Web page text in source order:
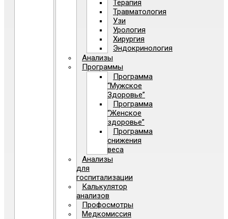
Терапия
Травматология
Узи
Урология
Хирургия
Эндокринология
Анализы
Программы
Программа
“Мужское
Здоровье”
Программа
“Женское
здоровье”
Программа
снижения
веса
Анализы
для
госпитализации
Калькулятор
анализов
Профосмотры
Медкомиссия